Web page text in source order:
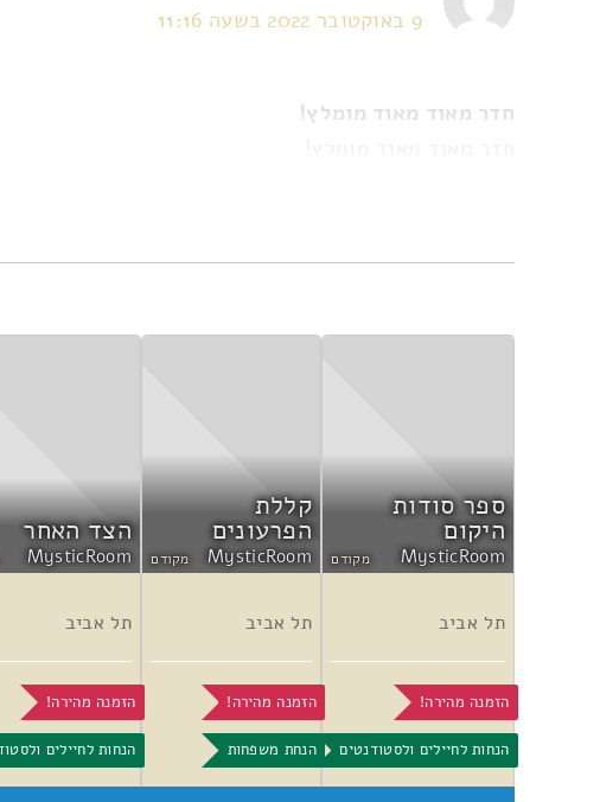
9 באוקטובר 2022 בשעה 11:16
חדר מאוד מאוד מומלץ!
ספר סודות
היקום
MysticRoom מקודם
תל אביב
הזמנה מהירה!
הנחות לחיילים ולסטודנטים
קללת
הפרעונים
MysticRoom מקודם
תל אביב
הזמנה מהירה!
הנחת משפחות
הצד האחר
MysticRoom
תל אביב
הזמנה מהירה!
הנחות לחיילים